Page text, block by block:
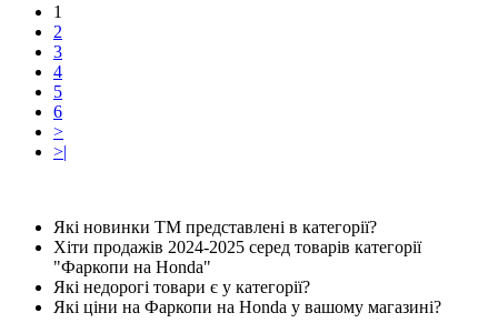
1
2
3
4
5
6
>
>|
Які новинки ТМ представлені в категорії?
Хіти продажів 2024-2025 серед товарів категорії
"Фаркопи на Honda"
Які недорогі товари є у категорії?
Які ціни на Фаркопи на Honda у вашому магазині?